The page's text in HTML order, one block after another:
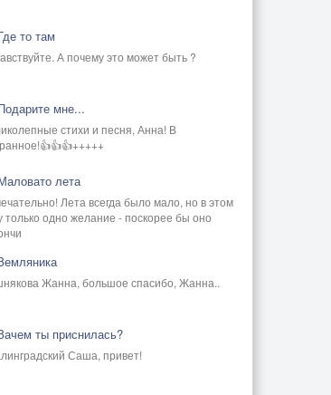
то там
А почему это может быть ?
мне...
стихи и песня, Анна! В
лета
Лета всегда было мало, но в этом
только одно желание - поскорее бы оно
Жанна, большое спасибо, Жанна..
ты приснилась?
Саша, привет!